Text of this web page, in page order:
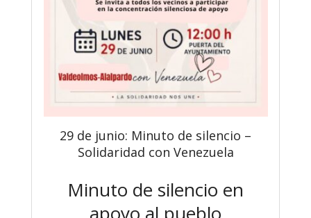
29 de junio: Minuto de silencio –
Solidaridad con Venezuela
Minuto de silencio en
apoyo al pueblo